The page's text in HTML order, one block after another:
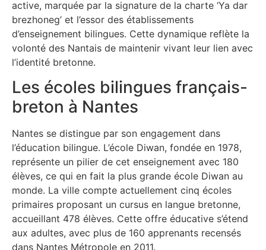
active, marquée par la signature de la charte ‘Ya dar
brezhoneg’ et l’essor des établissements
d’enseignement bilingues. Cette dynamique reflète la
volonté des Nantais de maintenir vivant leur lien avec
l’identité bretonne.
Les écoles bilingues français-
breton à Nantes
Nantes se distingue par son engagement dans
l’éducation bilingue. L’école Diwan, fondée en 1978,
représente un pilier de cet enseignement avec 180
élèves, ce qui en fait la plus grande école Diwan au
monde. La ville compte actuellement cinq écoles
primaires proposant un cursus en langue bretonne,
accueillant 478 élèves. Cette offre éducative s’étend
aux adultes, avec plus de 160 apprenants recensés
dans Nantes Métropole en 2011.